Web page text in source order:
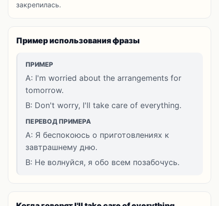
закрепилась.
Пример использования фразы
ПРИМЕР
A: I'm worried about the arrangements for
tomorrow.
B: Don't worry, I'll take care of everything.
ПЕРЕВОД ПРИМЕРА
A: Я беспокоюсь о приготовлениях к
завтрашнему дню.
B: Не волнуйся, я обо всем позабочусь.